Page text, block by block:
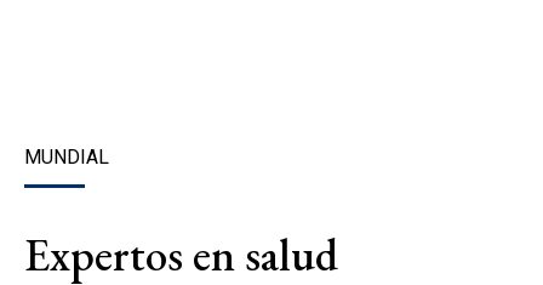
MUNDIAL
Expertos en salud